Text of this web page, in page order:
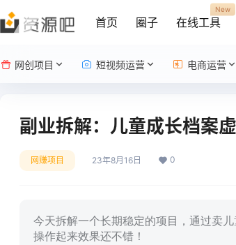
首页 圈子 在线工具
New
网创项目 短视频运营 电商运营
副业拆解：儿童成长档案
网赚项目 23年8月16日 0
今天拆解一个长期稳定的项目，通过卖
操作起来效果还不错！